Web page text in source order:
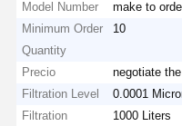
Model Number
make to
Minimum Order
Quantity
10
Precio
negotiate
Filtration Level
0.0001
Filtration
1000 Liters